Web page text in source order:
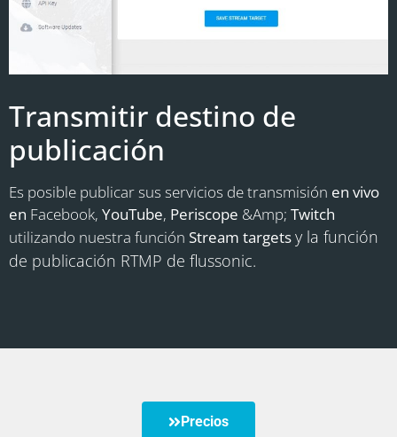
Transmitir destino de
publicación
Es posible publicar sus servicios de transmisión en vivo
en Facebook, YouTube, Periscope &Amp; Twitch
utilizando nuestra función Stream targetsy la función
de publicación RTMP de flussonic.
Precios